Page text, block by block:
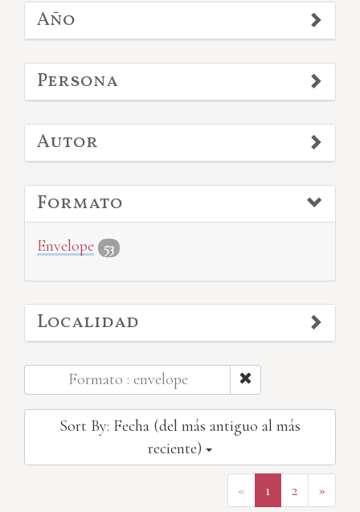
Año
Persona
Autor
Formato
Envelope 53
Localidad
Formato : envelope
Sort By: Fecha (del más antiguo al más
reciente)
« 1 2 »